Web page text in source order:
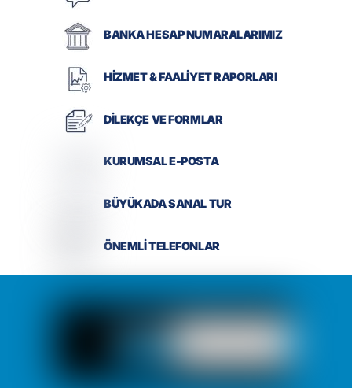
BANKA HESAP NUMARALARIMIZ
HİZMET & FAALİYET RAPORLARI
DİLEKÇE VE FORMLAR
KURUMSAL E-POSTA
BÜYÜKADA SANAL TUR
ÖNEMLİ TELEFONLAR